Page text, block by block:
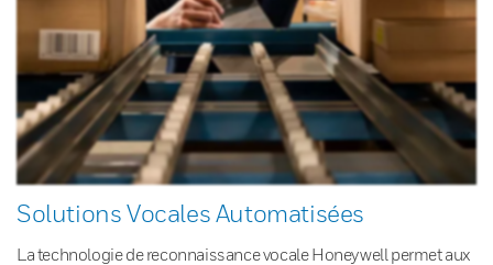
Solutions Vocales Automatisées
La technologie de reconnaissance vocale Honeywell permet aux